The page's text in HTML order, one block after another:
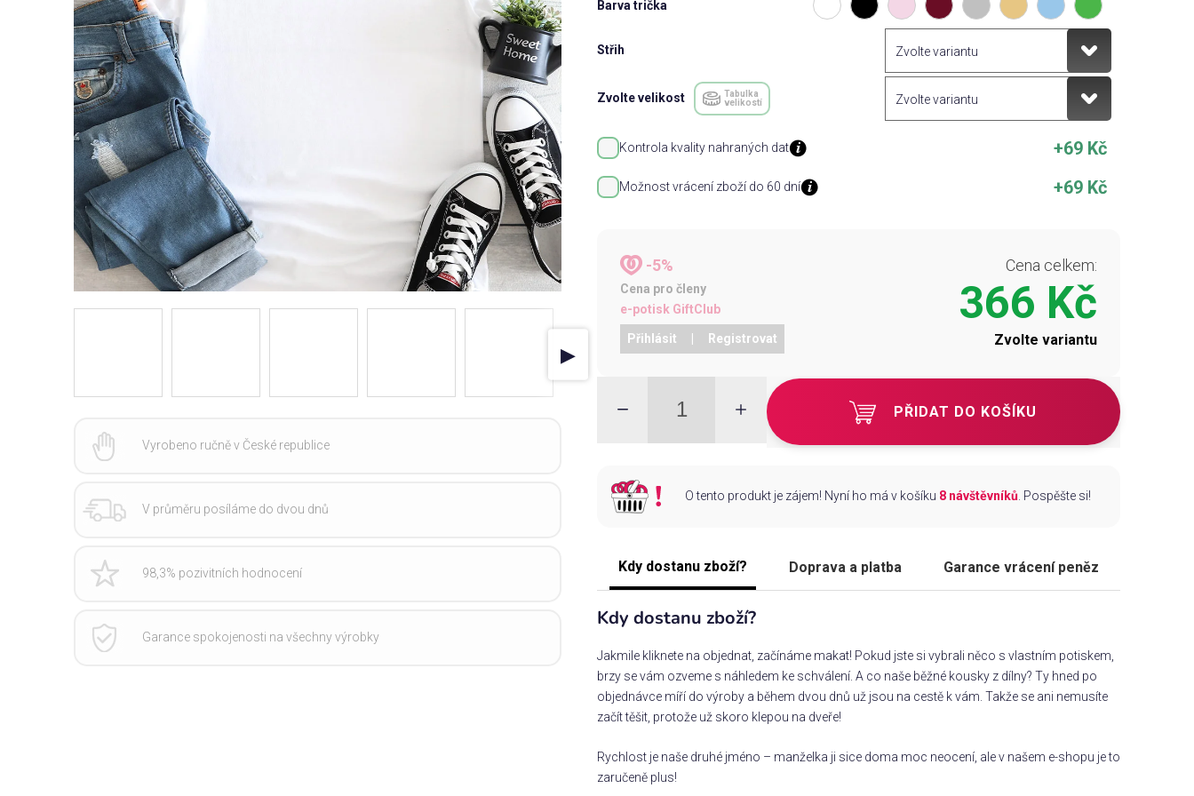
Barva trička
Střih
Zvolte velikost
Tabulka
velikostí
Kontrola kvality nahraných dat +69 Kč
Možnost vrácení zboží do 60 dní +69 Kč
-5%
Cena pro členy
e-potisk GiftClub
Přihlásit Registrovat
Cena celkem:
366 Kč
Zvolte variantu
PŘIDAT DO KOŠÍKU
O tento produkt je zájem! Nyní ho má v košíku 8 návštěvníků. Pospěšte si!
Kdy dostanu zboží? Doprava a platba Garance vrácení peněz
Kdy dostanu zboží?
Jakmile kliknete na objednat, začínáme makat! Pokud jste si vybrali něco s vlastním potiskem,
brzy se vám ozveme s náhledem ke schválení. A co naše běžné kousky z dílny? Ty hned po
objednávce míří do výroby a během dvou dnů už jsou na cestě k vám. Takže se ani nemusíte
začít těšit, protože už skoro klepou na dveře!
Rychlost je naše druhé jméno – manželka ji sice doma moc neocení, ale v našem e-shopu je to
zaručeně plus!
▶
Vyrobeno ručně v České republice
V průměru posíláme do dvou dnů
98,3% pozivitních hodnocení
Garance spokojenosti na všechny výrobky